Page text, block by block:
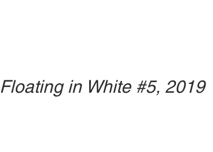
Floating in White #5, 2019